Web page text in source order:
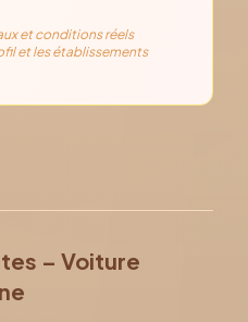
et conditions réels
et les établissements
– Voiture